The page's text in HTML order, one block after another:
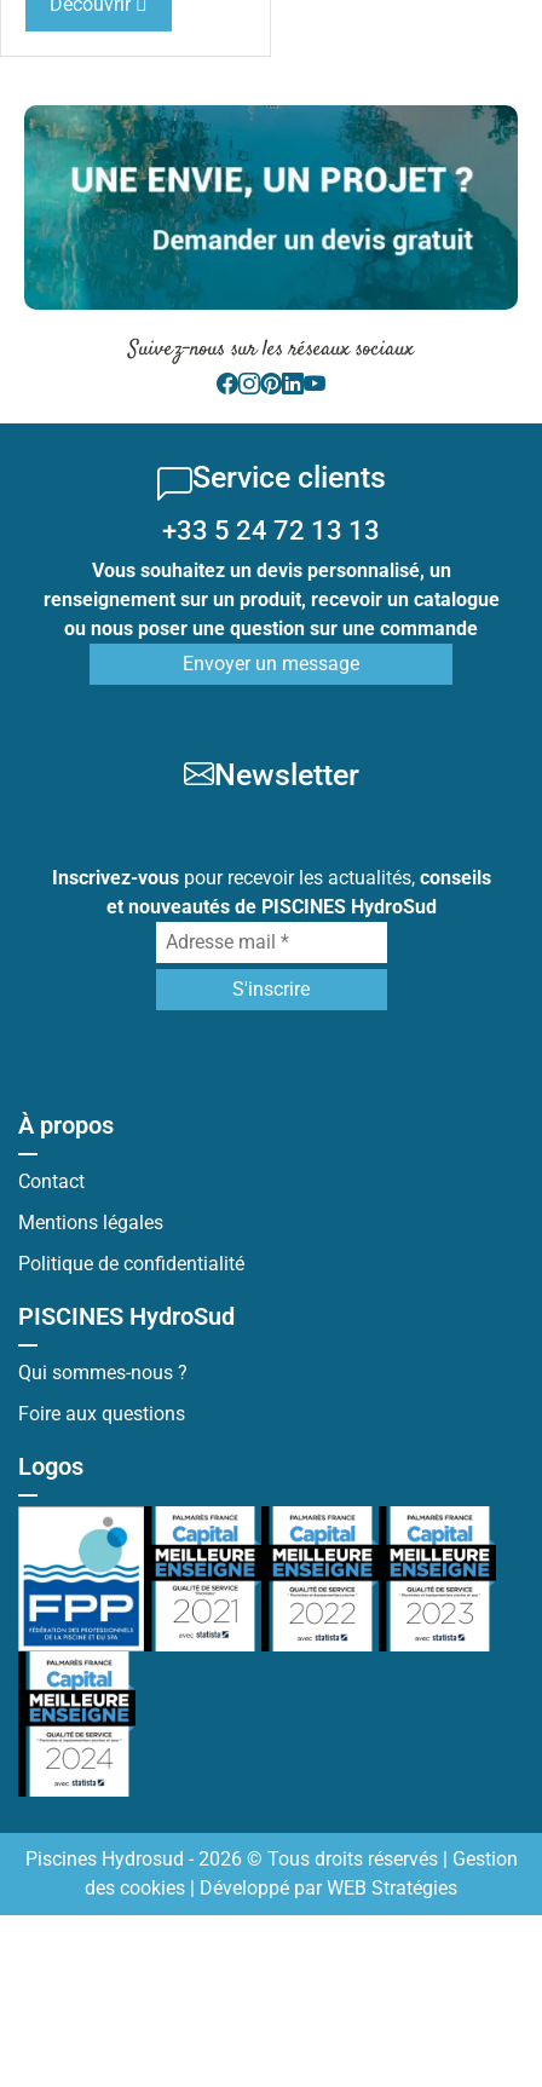
Suivez-nous sur les réseaux sociaux
Service clients
+33 5 24 72 13 13
Vous souhaitez un devis personnalisé, un
renseignement sur un produit, recevoir un catalogue
ou nous poser une question sur une commande
Envoyer un message
Newsletter
Inscrivez-vouspour recevoir les actualités, conseils
et nouveautés de PISCINES HydroSud
À propos
Contact
Mentions légales
Politique de confidentialité
PISCINES HydroSud
Qui sommes-nous ?
Foire aux questions
Logos
Piscines Hydrosud - 2026 © Tous droits réservés | Gestion
des cookies | Développé parWEB Stratégies